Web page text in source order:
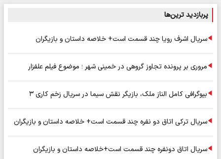
پربازدید ترین‌ها
سریال اشرف رویا چند قسمت است+ خلاصه داستان و بازیگران
مروری بر پرونده تجاوز گروهی در خمینی شهر ؛ موضوع فیلم علفزار
بیوگرافی کامل الناز ملک، بازیگر نقش سیما در سریال زخم کاری ۳
سریال ترکی اتاق دو نفره چند قسمت است+ خلاصه داستان و بازیگران
سریال اتاق دونفره چند قسمت است+خلاصه داستان و بازیگران